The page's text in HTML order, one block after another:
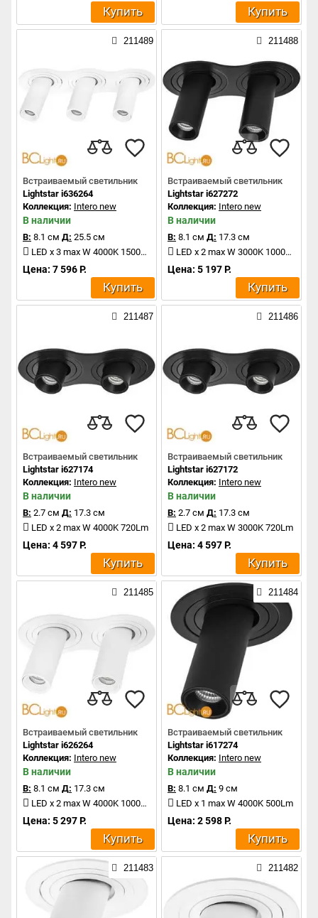
Купить Купить
211489
Встраиваемый светильник
Lightstar i636264
Коллекция: Intero new
В наличии
В: 8.1 см Д: 25.5 см
LED x 3 max W 4000K 1500Lm
Цена: 7 596 Р.
Купить
211488
Встраиваемый светильник
Lightstar i627272
Коллекция: Intero new
В наличии
В: 8.1 см Д: 17.3 см
LED x 2 max W 3000K 1000Lm
Цена: 5 197 Р.
Купить
211487
Встраиваемый светильник
Lightstar i627174
Коллекция: Intero new
В наличии
В: 2.7 см Д: 17.3 см
LED x 2 max W 4000K 720Lm
Цена: 4 597 Р.
Купить
211486
Встраиваемый светильник
Lightstar i627172
Коллекция: Intero new
В наличии
В: 2.7 см Д: 17.3 см
LED x 2 max W 3000K 720Lm
Цена: 4 597 Р.
Купить
211485
Встраиваемый светильник
Lightstar i626264
Коллекция: Intero new
В наличии
В: 8.1 см Д: 17.3 см
LED x 2 max W 4000K 1000Lm
Цена: 5 297 Р.
Купить
211484
Встраиваемый светильник
Lightstar i617274
Коллекция: Intero new
В наличии
В: 8.1 см Д: 9 см
LED x 1 max W 4000K 500Lm
Цена: 2 598 Р.
Купить
211483 211482